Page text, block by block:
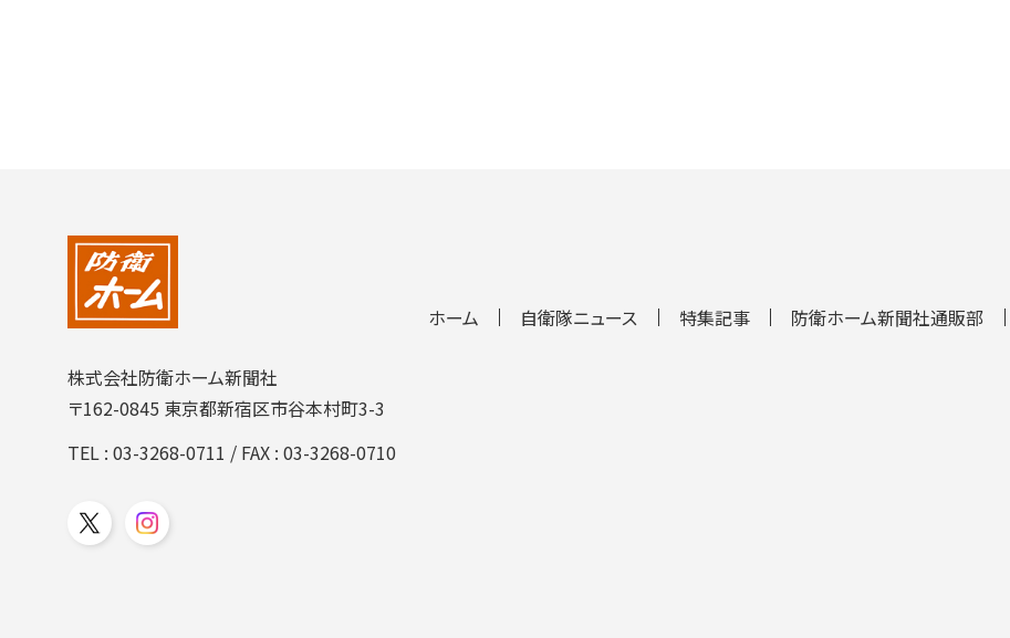
株式会社防衛ホーム新聞社
〒162-0845 東京都新宿区市谷本村町3-3
TEL :03-3268-0711 / FAX : 03-3268-0710
ホーム 自衛隊ニュース 特集記事 防衛ホーム新聞社通販部